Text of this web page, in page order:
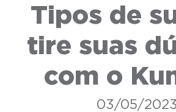
Tipos de
tire suas
com o
03/05/2023